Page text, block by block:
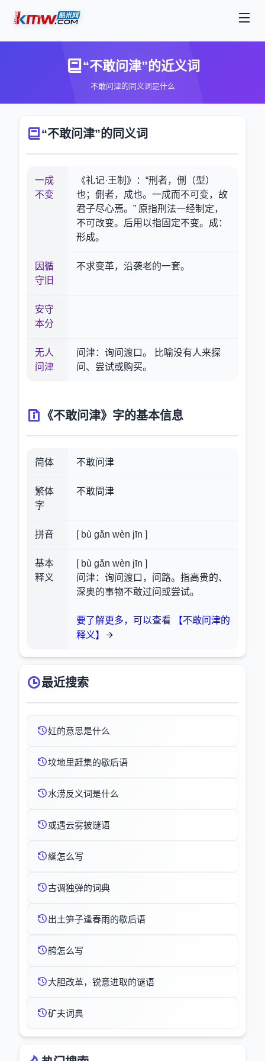
“不敢问津”的近义词
不敢问津的同义词是什么
“不敢问津”的同义词
一成
不变
《礼记·王制》：“刑者，侀（型）
也；侀者，成也。一成而不可变，故
君子尽心焉。” 原指刑法一经制定，
不可改变。后用以指固定不变。成：
形成。
因循
守旧
不求变革，沿袭老的一套。
安守
本分
无人
问津
问津：询问渡口。 比喻没有人来探
问、尝试或购买。
《不敢问津》字的基本信息
简体 不敢问津
繁体
字
不敢問津
拼音 [ bù gǎn wèn jīn ]
基本
释义
[ bù gǎn wèn jīn ]
问津：询问渡口，问路。指高贵的、
深奥的事物不敢过问或尝试。
要了解更多，可以查看 【不敢问津的
释义】
最近搜索
妅的意思是什么
坟地里赶集的歇后语
水涝反义词是什么
或遇云雾披谜语
綖怎么写
古调独弹的词典
出土笋子逢春雨的歇后语
舿怎么写
大胆改革，锐意进取的谜语
矿夫词典